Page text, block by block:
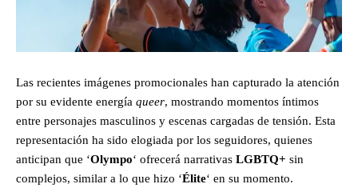
Las recientes imágenes promocionales han capturado la atención
por su evidente energía queer, mostrando momentos íntimos
entre personajes masculinos y escenas cargadas de tensión. Esta
representación ha sido elogiada por los seguidores, quienes
anticipan que ‘Olympo‘ ofrecerá narrativas LGBTQ+ sin
complejos, similar a lo que hizo ‘Élite‘ en su momento.